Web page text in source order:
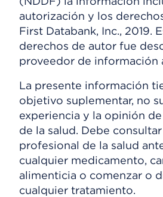
autorización y los
First Databank, Inc., 2019.
derechos de autor fue
proveedor de información
La presente información
objetivo suplementar, no
experiencia y la opinión
de la salud. Debe
profesional de la salud
cualquier medicamento,
alimenticia o comenzar o
cualquier tratamiento.